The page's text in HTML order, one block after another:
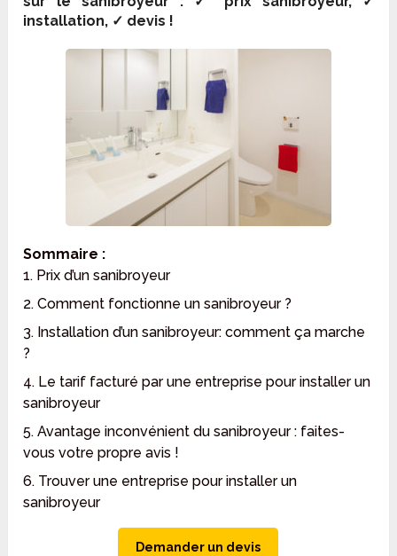
installation, ✓ devis !
Sommaire :
1. Prix d’un sanibroyeur
2. Comment fonctionne un sanibroyeur ?
3. Installation d’un sanibroyeur: comment ça marche
?
4. Le tarif facturé par une entreprise pour installer un
sanibroyeur
5. Avantage inconvénient du sanibroyeur : faites-
vous votre propre avis !
6. Trouver une entreprise pour installer un
sanibroyeur
Demander un devis